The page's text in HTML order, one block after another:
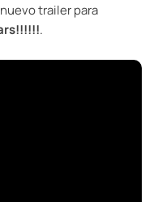
trailer para
.